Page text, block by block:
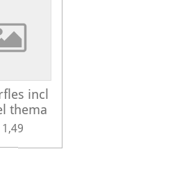
incl
thema
1,49